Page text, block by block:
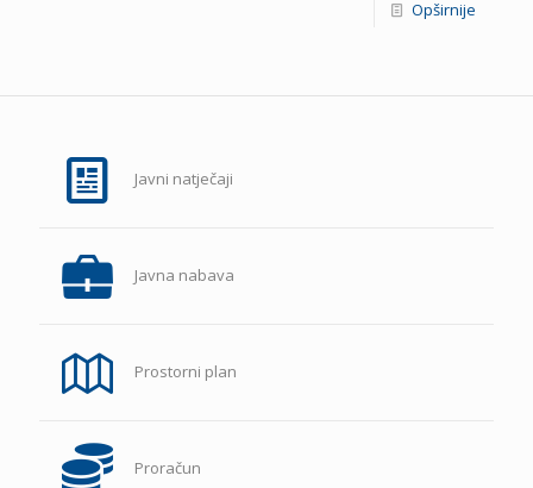
Opširnije
Javni natječaji
Javna nabava
Prostorni plan
Proračun